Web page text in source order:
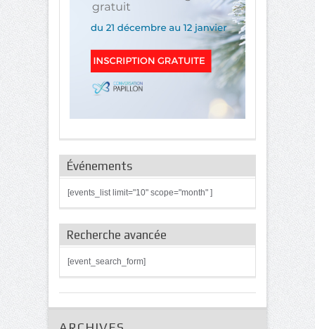
Événements
[events_list limit="10" scope="month" ]
Recherche avancée
[event_search_form]